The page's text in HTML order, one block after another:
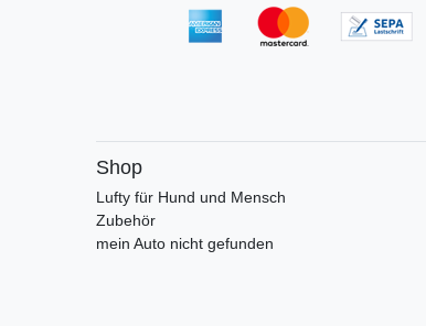
Shop
Lufty für Hund und Mensch
Zubehör
mein Auto nicht gefunden